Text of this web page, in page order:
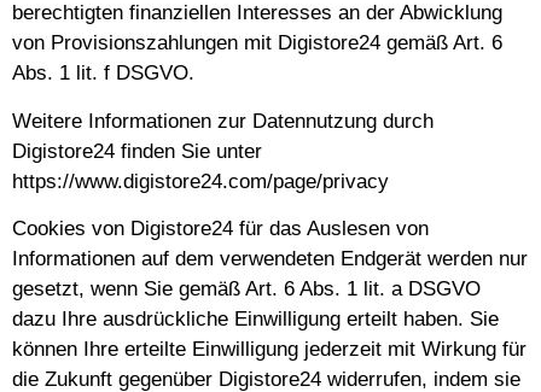
berechtigten finanziellen Interesses an der Abwicklung
von Provisionszahlungen mit Digistore24 gemäß Art. 6
Abs. 1 lit. f DSGVO.
Weitere Informationen zur Datennutzung durch
Digistore24 finden Sie unter
https://www.digistore24.com/page/privacy
Cookies von Digistore24 für das Auslesen von
Informationen auf dem verwendeten Endgerät werden nur
gesetzt, wenn Sie gemäß Art. 6 Abs. 1 lit. a DSGVO
dazu Ihre ausdrückliche Einwilligung erteilt haben. Sie
können Ihre erteilte Einwilligung jederzeit mit Wirkung für
die Zukunft gegenüber Digistore24 widerrufen, indem sie